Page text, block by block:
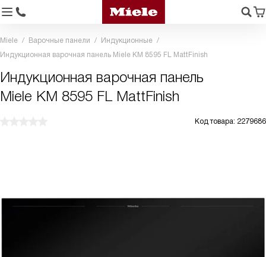
Miele Варочные панели
Индукционные
Индукционная варочная панель Miele KM 8595 FL MattFinish
Индукционная варочная панель
Miele KM 8595 FL MattFinish
Код товара: 2279686